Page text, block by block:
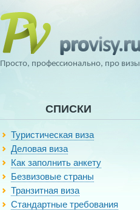
Просто, профессионально, про визы
СПИСКИ
Туристическая виза
Деловая виза
Как заполнить анкету
Безвизовые страны
Транзитная виза
Стандартные требования